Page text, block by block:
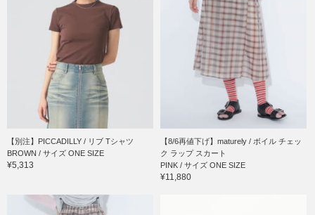
【別注】PICCADILLY / リブ Tシャツ
BROWN / サイズ ONE SIZE
¥5,313
【8/6再値下げ】maturely / ボイル チェッ
ク ラップ スカート
PINK / サイズ ONE SIZE
¥11,880